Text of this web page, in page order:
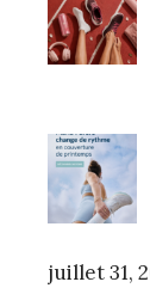
juillet 31,